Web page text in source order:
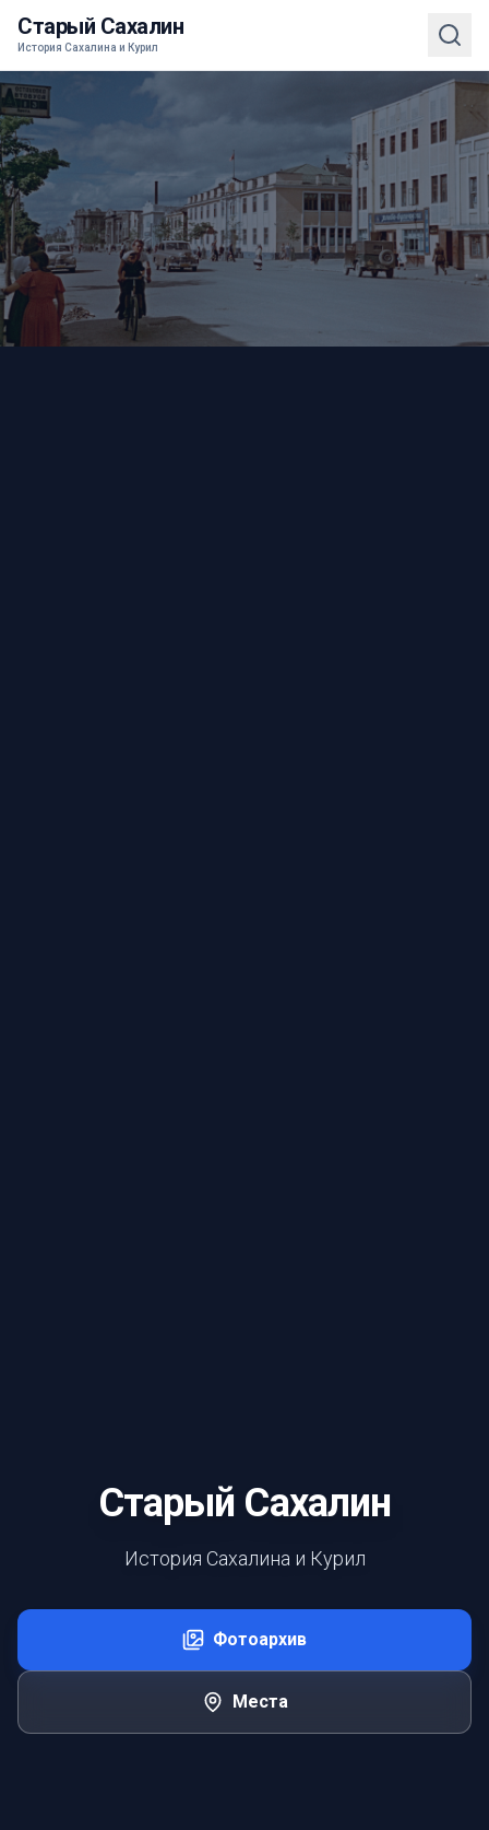
Старый Сахалин
История Сахалина и Курил
Старый Сахалин
История Сахалина и Курил
Фотоархив
Места